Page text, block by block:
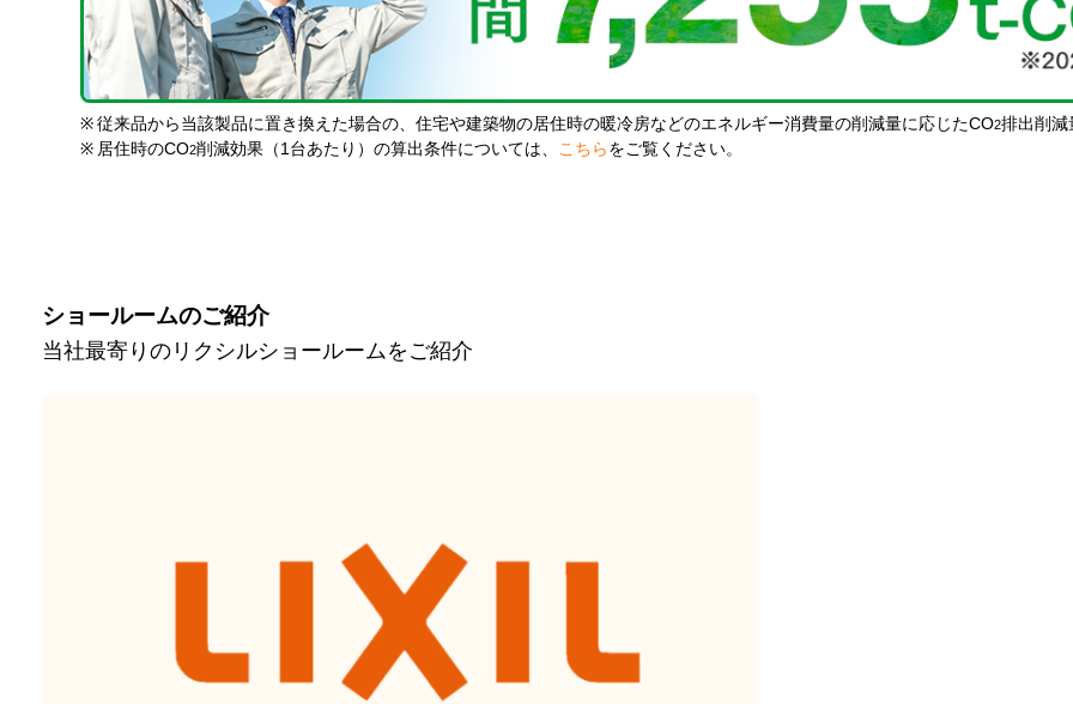
※ 従来品から当該製品に置き換えた場合の、住宅や建築物の居住時の暖冷房などのエネルギー消費量の削減量に応じたCO2排出削減
※ 居住時のCO2削減効果（1台あたり）の算出条件については、 こちら をご覧ください。
ショールームのご紹介
当社最寄りのリクシルショールームをご紹介